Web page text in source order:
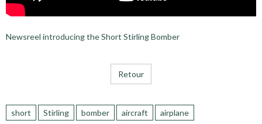
Newsreel introducing the Short Stirling Bomber
Retour
short Stirling bomber aircraft airplane